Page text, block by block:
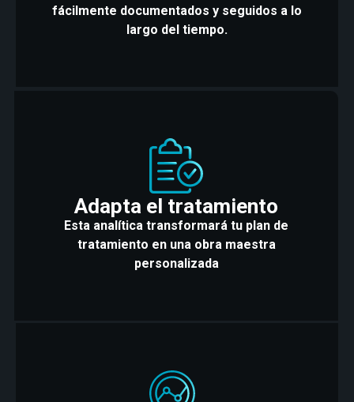
fácilmente documentados y seguidos a lo
largo del tiempo.
Adapta el tratamiento
Esta analítica transformará tu plan de
tratamiento en una obra maestra
personalizada